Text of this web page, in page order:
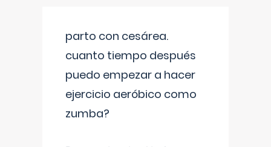
parto con cesárea.
cuanto tiempo después
puedo empezar a hacer
ejercicio aeróbico como
zumba?